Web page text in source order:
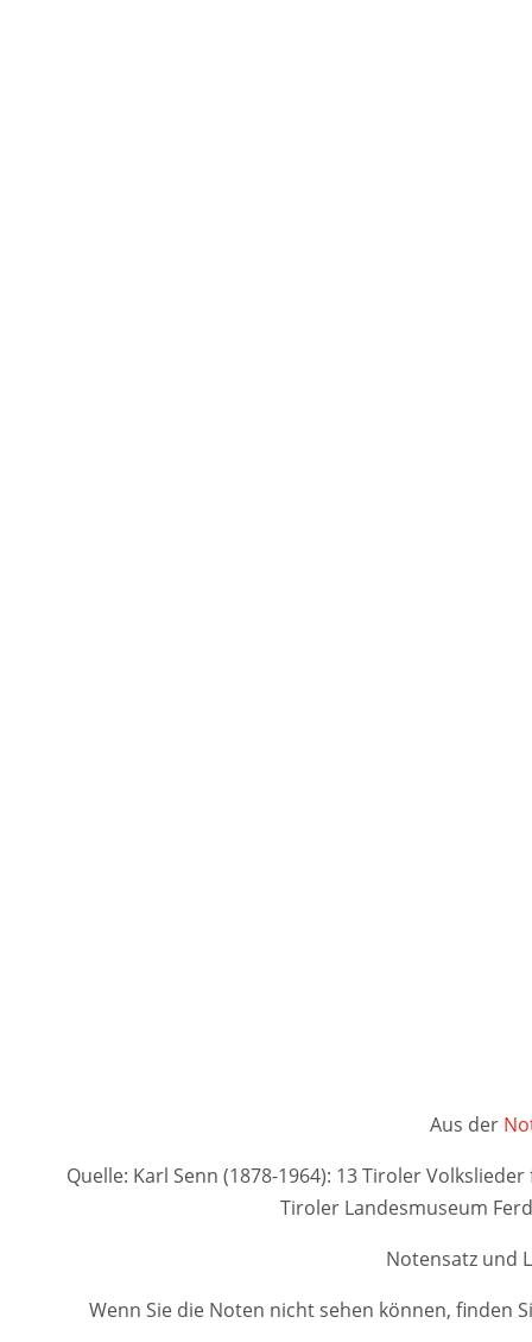
Aus der
Quelle: Karl Senn (1878-1964): 13 Tiroler
Tiroler Landesmuseum
Notensatz und
Wenn Sie die Noten nicht sehen können, finden